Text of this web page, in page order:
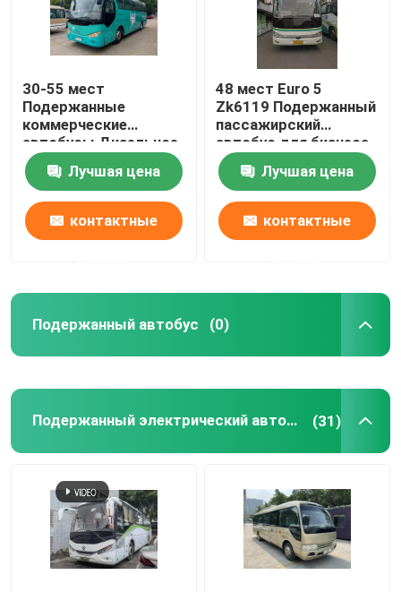
Используемый автобус пассажира
Подержанный мини-автобус
30-55 мест
Подержанные
коммерческие
автобусы Дизельное
топливо с двумя
дверямиЛучшая цена
контактные
48 мест Euro 5
Zk6119 Подержанный
пассажирский
автобус для бизнеса
Лучшая цена
контактные
Подержанный автобус (0)
Подержанный электрический автобус (31)